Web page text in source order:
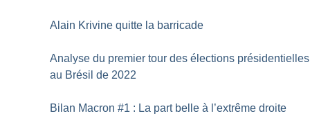
Alain Krivine quitte la barricade
Analyse du premier tour des élections présidentielles
au Brésil de 2022
Bilan Macron #1 : La part belle à l’extrême droite